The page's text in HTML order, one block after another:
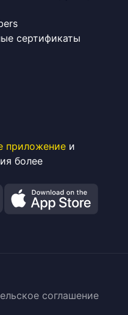
сертификаты
приложение и
более
соглашение